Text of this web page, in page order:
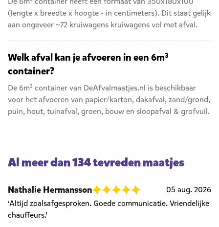
(lengte x breedte x hoogte - in centimeters). Dit staat gelijk
aan ongeveer ~72 kruiwagens kruiwagens vol met afval.
Welk afval kan je afvoeren in een 6m³
container?
De 6m³ container van DeAfvalmaatjes.nl is beschikbaar
voor het afvoeren van papier/karton, dakafval, zand/grond,
puin, hout, tuinafval, groen, bouw en sloopafval & grofvuil.
Al meer dan 134 tevreden maatjes
Nathalie Hermansson
05 aug. 2026
‘Altijd zoalsafgesproken. Goede communicatie. Vriendelijke
chauffeurs.’